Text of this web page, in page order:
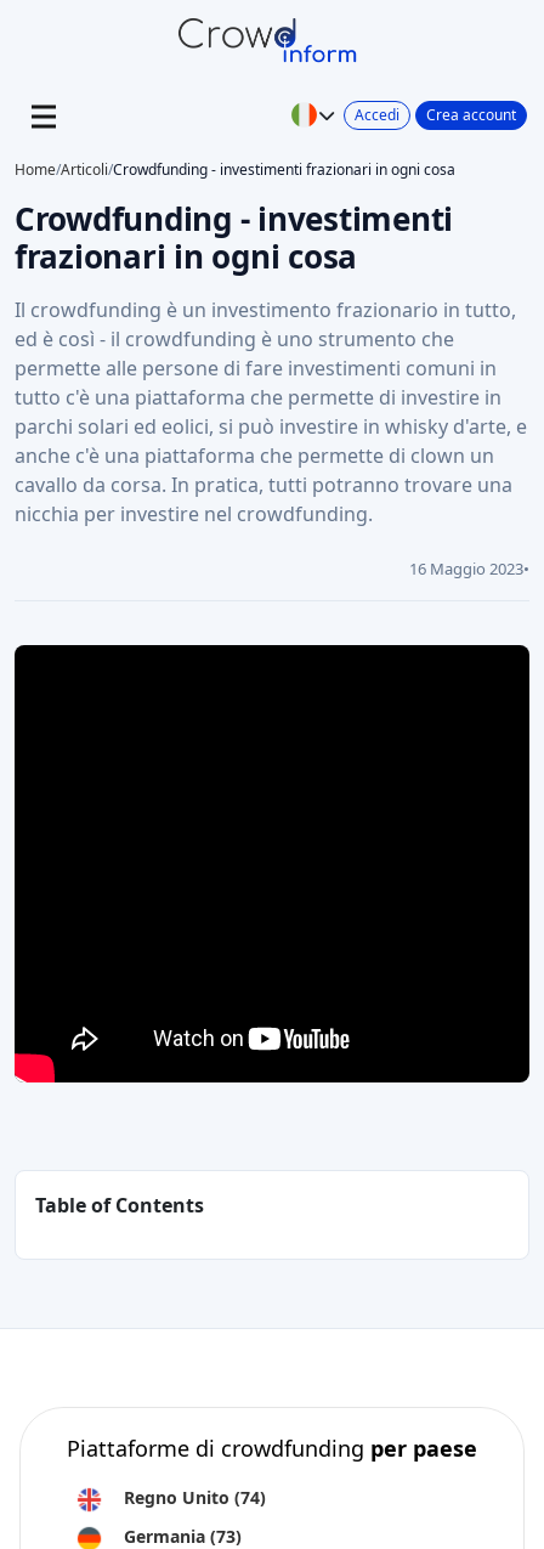
Accedi Crea account
Home/Articoli/Crowdfunding - investimenti frazionari in ogni cosa
Crowdfunding - investimenti
frazionari in ogni cosa
Il crowdfunding è un investimento frazionario in tutto,
ed è così - il crowdfunding è uno strumento che
permette alle persone di fare investimenti comuni in
tutto c'è una piattaforma che permette di investire in
parchi solari ed eolici, si può investire in whisky d'arte, e
anche c'è una piattaforma che permette di clown un
cavallo da corsa. In pratica, tutti potranno trovare una
nicchia per investire nel crowdfunding.
16 Maggio 2023•
Table of Contents
Piattaforme di crowdfunding per paese
Regno Unito (74)
Germania (73)